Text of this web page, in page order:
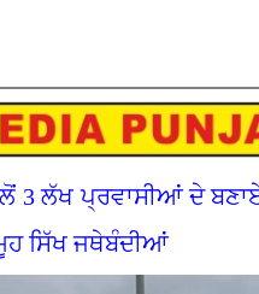
3 ਲੱਖ ਪ੍ਰਵਾਸੀਆਂ ਦੇ
ਸਿੱਖ ਜਥੇਬੰਦੀਆਂ